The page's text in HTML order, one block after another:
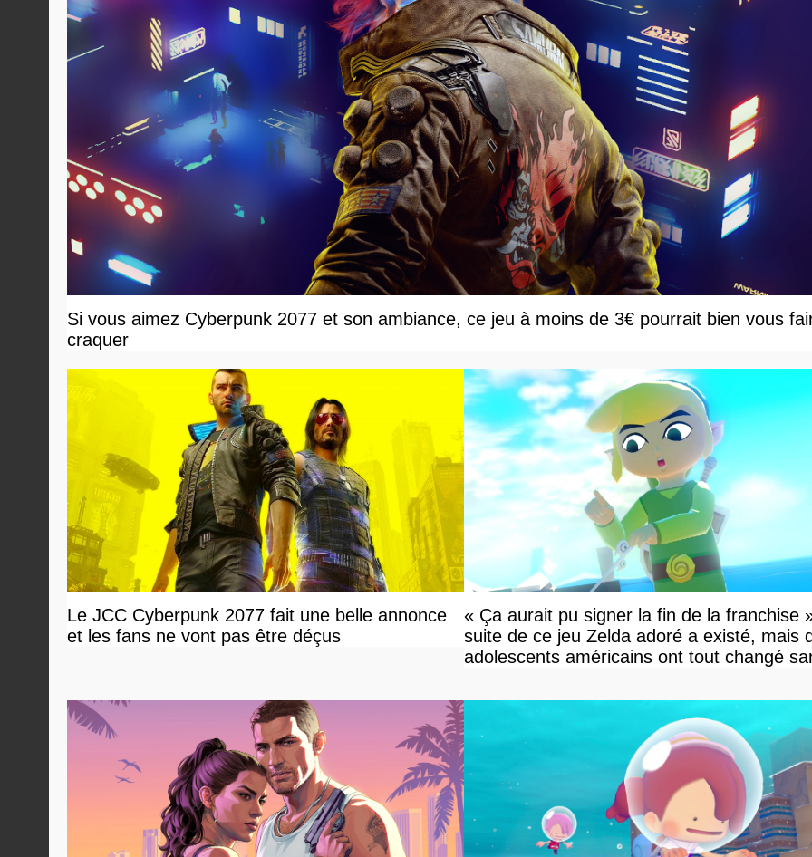
Si vous aimez Cyberpunk 2077 et son ambiance, ce jeu à moins de 3€ pourrait bien vous
craquer
Le JCC Cyberpunk 2077 fait une belle annonce
et les fans ne vont pas être déçus
« Ça aurait pu signer la fin de la franchise
suite de ce jeu Zelda adoré a existé, mais
adolescents américains ont tout changé